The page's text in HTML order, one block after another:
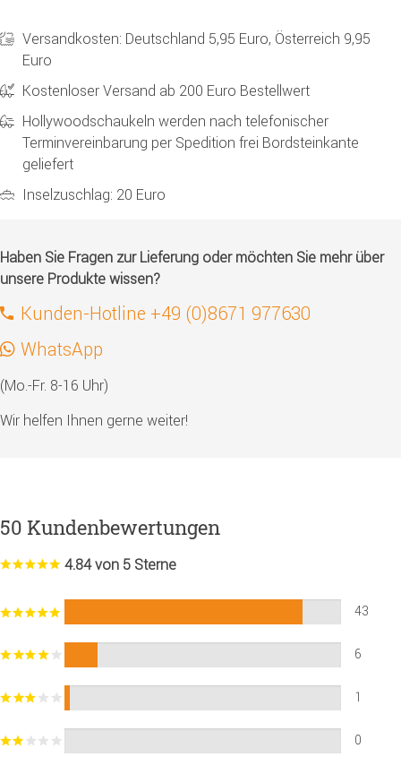
Versandkosten: Deutschland 5,95 Euro, Österreich 9,95
Euro
Kostenloser Versand ab 200 Euro Bestellwert
Hollywoodschaukeln werden nach telefonischer
Terminvereinbarung per Spedition frei Bordsteinkante
geliefert
Inselzuschlag: 20 Euro
Haben Sie Fragen zur Lieferung oder möchten Sie mehr über
unsere Produkte wissen?
Kunden-Hotline +49 (0)8671 977630
WhatsApp
(Mo.-Fr. 8-16 Uhr)
Wir helfen Ihnen gerne weiter!
50 Kundenbewertungen
4.84 von 5 Sterne
43
6
1
0